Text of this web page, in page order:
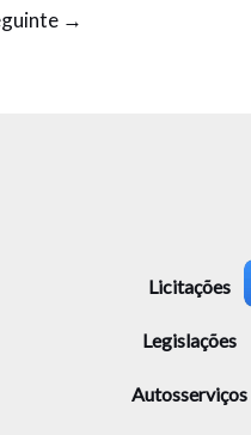
→
Licitações
Legislações
Autosserviços